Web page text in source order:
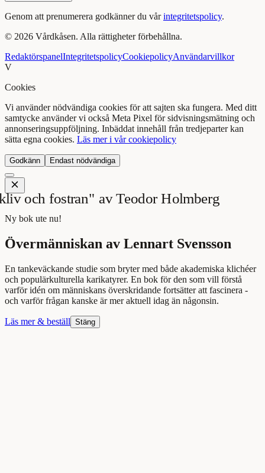
Genom att prenumerera godkänner du vår integritetspolicy.
© 2026 Vårdkåsen. Alla rättigheter förbehållna.
RedaktörspanelIntegritetspolicyCookiepolicyAnvändarvillkor
V
Cookies
Vi använder nödvändiga cookies för att sajten ska fungera. Med ditt
samtycke använder vi också Meta Pixel för sidvisningsmätning och
annonseringsuppföljning. Inbäddat innehåll från tredjeparter kan
sätta egna cookies. Läs mer i vår cookiepolicy
Godkänn Endast nödvändiga
Ny bok ute nu!
Övermänniskan av Lennart Svensson
En tankeväckande studie som bryter med både akademiska klichéer
och populärkulturella karikatyrer. En bok för den som vill förstå
varför idén om människans överskridande fortsätter att fascinera -
och varför frågan kanske är mer aktuell idag än någonsin.
Läs mer & beställ Stäng